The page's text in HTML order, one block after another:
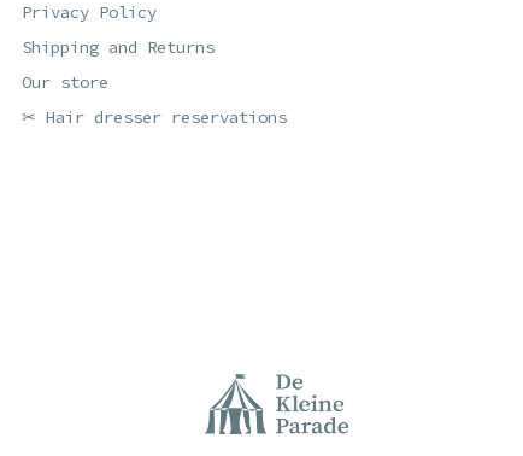
Privacy Policy
Shipping and Returns
Our store
✂ Hair dresser reservations